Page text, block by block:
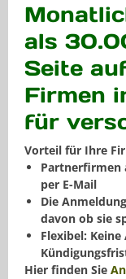
als
Seite
Firmen
für
Vorteil für Ihre
Partnerfirmen
per E-Mail
Die
davon ob sie
Flexibel:
Hier finden Sie